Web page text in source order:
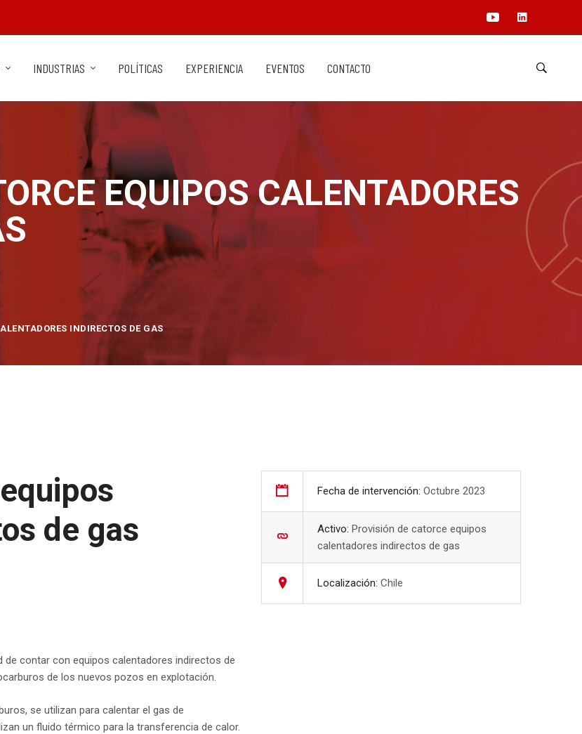
INDUSTRIAS POLÍTICAS EXPERIENCIA EVENTOS CONTACTO
EQUIPOS CALENTADORES
INDIRECTOS DE GAS
de gas
de contar con equipos calentadores indirectos de
de los nuevos pozos en explotación.
se utilizan para calentar el gas de
un fluido térmico para la transferencia de calor.
Fecha de intervención: Octubre 2023
Activo: Provisión de catorce equipos
calentadores indirectos de gas
Localización: Chile